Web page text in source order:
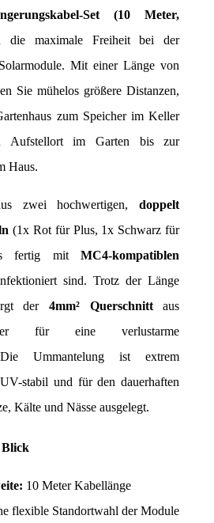
Set (10 Meter,
die maximale Freiheit bei der
Mit einer Länge von
Sie mühelos größere Distanzen,
zum Speicher im Keller
Aufstellort im Garten bis zur
Haus.
zwei hochwertigen, doppelt
(1x Rot für Plus, 1x Schwarz für
fertig mit MC4-kompatiblen
sind. Trotz der Länge
der 4mm² Querschnitt aus
für eine verlustarme
Die Ummantelung ist extrem
stabil und für den dauerhaften
Kälte und Nässe ausgelegt.
Blick
10 Meter Kabellänge
flexible Standortwahl der Module